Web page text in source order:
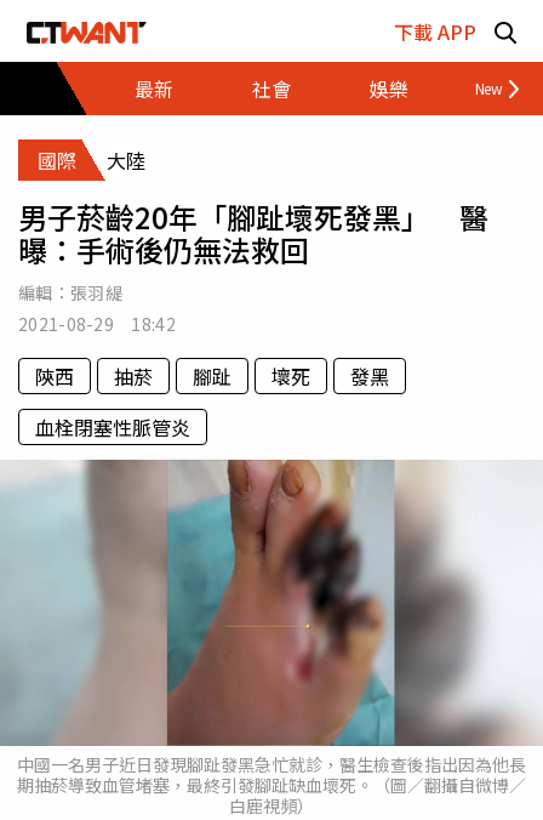
下載 APP
最新
社會 娛樂 財經
國際 大陸
男子菸齡20年「腳趾壞死發黑」 醫
曝：手術後仍無法救回
編輯： 張羽緹
2021-08-29 18:42
陝西 抽菸 腳趾 壞死
發黑
血栓閉塞性脈管炎
中國一名男子近日發現腳趾發黑急忙就診，醫生檢查後指出因為他長
期抽菸導致血管堵塞，最終引發腳趾缺血壞死。（圖／翻攝自微博／
白鹿視頻）